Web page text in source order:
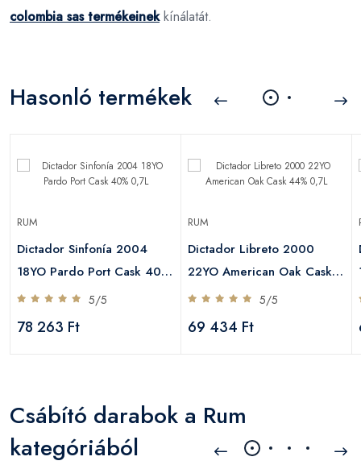
colombia sas termékeinekkínálatát.
Hasonló termékek
RUM
Dictador Sinfonía 2004
18YO Pardo Port Cask 40%
0,7L
5/5
78 263 Ft
RUM
Dictador Libreto 2000
22YO American Oak Cask
44% 0,7L
5/5
69 434 Ft
Csábító darabok a Rum
kategóriából